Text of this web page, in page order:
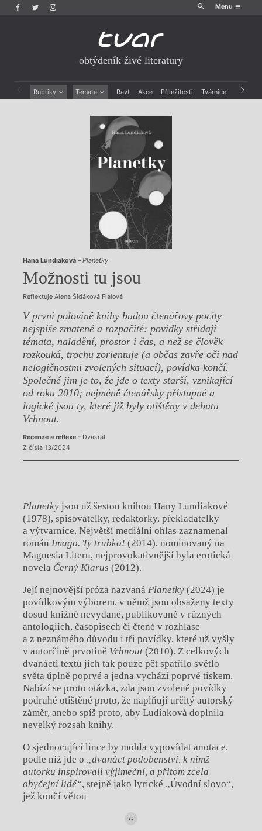
Menu
obtýdeník živé literatury
Rubriky Témata Ravt Akce Příležitosti Tvárnice Archiv
Historie kolonialismu
Hana Lundiaková–Planetky
Možnosti tu jsou
Reflektuje Alena Šidáková Fialová
V první polovině knihy budou čtenářovy pocity
nejspíše zmatené a rozpačité: povídky střídají
témata, naladění, prostor i čas, a než se člověk
rozkouká, trochu zorientuje (a občas zavře oči nad
nelogičnostmi zvolených situací), povídka končí.
Společné jim je to, že jde o texty starší, vznikající
od roku 2010; nejméně čtenářsky přístupné a
logické jsou ty, které již byly otištěny v debutu
Vrhnout.
Recenze a reflexe– Dvakrát
Z čísla 13/2024
Planetkyjsou už šestou knihou Hany Lundiakové
(1978), spisovatelky, redaktorky, překladatelky
a výtvarnice. Největší mediální ohlas zaznamenal
román Imago. Ty trubko! (2014), nominovaný na
Magnesia Literu, nejprovokativnější byla erotická
novela Černý Klarus (2012).
Její nejnovější próza nazvaná Planetky(2024) je
povídkovým výborem, v němž jsou obsaženy texty
dosud knižně nevydané, publikované v různých
antologiích, časopisech či čtené v rozhlase
a z neznámého důvodu i tři povídky, které už vyšly
v autorčině prvotině Vrhnout(2010). Z celkových
dvanácti textů jich tak pouze pět spatřilo světlo
světa úplně poprvé a jedna vychází poprvé tiskem.
Nabízí se proto otázka, zda jsou zvolené povídky
podruhé otištěné proto, že naplňují určitý autorský
záměr, anebo spíš proto, aby Ludiaková doplnila
nevelký rozsah knihy.
O sjednocující lince by mohla vypovídat anotace,
podle níž jde o
„dvanáct podobenství, k nimž
autorku inspirovali výjimeční, a přitom zcela
obyčejní lidé“, stejně jako lyrické „Úvodní slovo“,
jež končí větou